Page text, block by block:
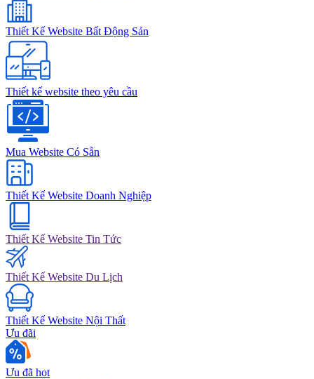
Thiết Kế Website Bất Động Sản
Thiết kế website theo yêu cầu
Mua Website Có Sẵn
Thiết Kế Website Doanh Nghiệp
Thiết Kế Website Tin Tức
Thiết Kế Website Du Lịch
Thiết Kế Website Nội Thất
Ưu đãi
Ưu đã hot